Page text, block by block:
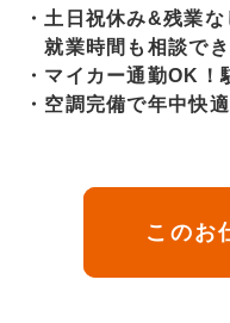
・土日祝休み&残業
就業時間も相談で
・マイカー通勤OK
・空調完備で年中快
このお